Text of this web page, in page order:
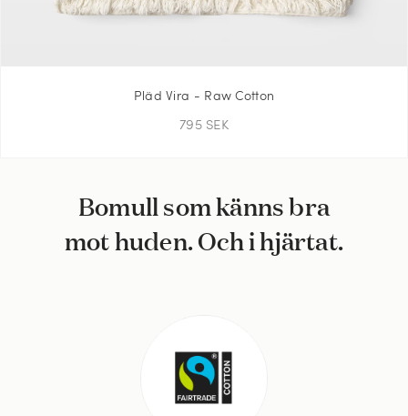
Pläd Vira - Raw Cotton
795 SEK
Bomull som känns bra
mot huden. Och i hjärtat.